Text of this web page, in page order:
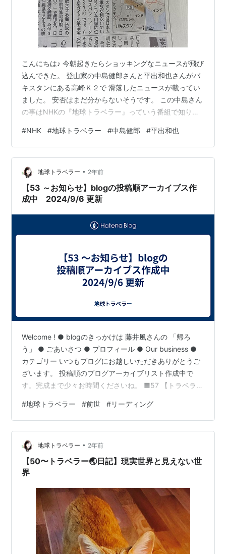
こんにちは♪ 今朝起きたらショッキングなニュースが飛び
込んできた。 登山家の中島健郎さんと平出和也さんがパ
キスタンにある高峰Ｋ２で 滑落したニュースが載ってい
ました。 安否はまだ分からないそうです。 この中島さん
の事はNHKの『地球トラベラー』っていう番組で知りま
に登って撮影する中島さんを 主人と見て『凄いな！』っ
て話してたんです。 まだお若いのでお子様も小さかった
と思います。 奥様の不安な気持ちを思うと…辛いです。
どうかお二人が無事であります様に。
#NHK #地球トラベラー #中島健郎 #平出和也
地球トラベラー • 2年前
【53 ～お知らせ】blogの投稿順アーカイブス作
成中 2024/9/6 更新
Welcome ! ● blogのきっかけは 藤井風さんの 「帰ろ
う」 ● ごあいさつ ● プロフィール ● Our business ●
カテゴリー いつもブログにお越しいただきありがとうご
ざいます。 投稿順のブログアーカイブリスト作成中で
す。完成まで少々お時間くださいね。 ■57 【トラベラー
夏のごあいさつ ■55 【トラベラー日記】 みんなが好き
な京都の秘密 ■54 【備忘録】 庭仕事から帯状疱疹に⁉
■53 【お知らせ】 ブログの投稿順のアーカイブス ■52
【みんなの前世物語①】 トルコでのご縁 ■51 【トラベ
ラー日記】 健…
#地球トラベラー #前世 #リーディング
地球トラベラー • 2年前
【50〜トラベラー🌏日記】現実世界と見えない世
界